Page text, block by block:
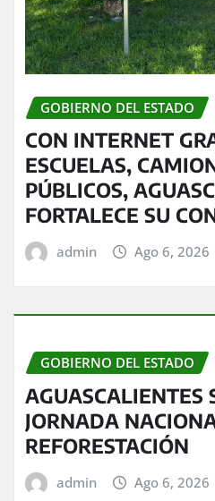
GOBIERNO DEL ESTADO
CON INTERNET
ESCUELAS,
PÚBLICOS,
FORTALECE SU
admin Ago 6, 2026
GOBIERNO DEL ESTADO
AGUASCALIENTES
JORNADA
REFORESTACIÓN
admin Ago 6, 2026